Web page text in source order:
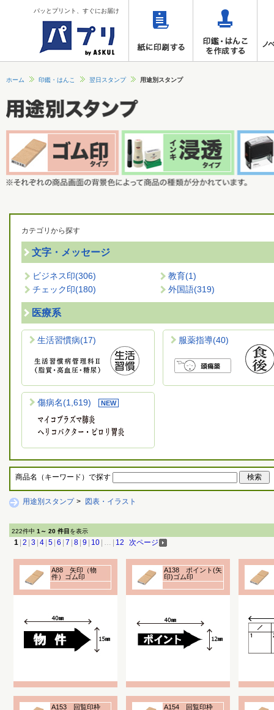
パッとプリント、すぐにお届け
ホーム 印鑑・はんこ 翌日スタンプ 用途別スタンプ
カテゴリから探す
文字・メッセージ
ビジネス印(306) 教育(1)
チェック印(180) 外国語(319)
医療系
生活習慣病(17) 服薬指導(40)
傷病名(1,619)
商品名（キーワード）で探す
用途別スタンプ > 図表・イラスト
222件中 1～ 20 件目 を表示
1 2 3 4 5 6 7 8 9 10 … 12 次ページ
A88 矢印（物
件）ゴム印
A138 ポイント(矢
印)ゴム印
A153 回覧印枠
A154 回覧印枠